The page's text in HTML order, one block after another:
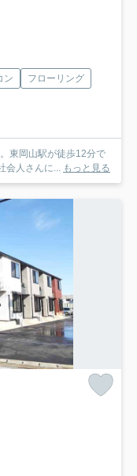
ン
フローリング
東岡山駅が徒歩12分で
会人さんに... もっと見る